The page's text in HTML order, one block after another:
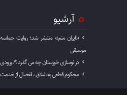
آرشیو
«ایران منم» منتشر شد؛ روایت
موسیقی
در نوسازی خوزستان چه می گذرد ؟/ ورودی
محکوم قطعی به شلاق ، انفصال از خدمت و